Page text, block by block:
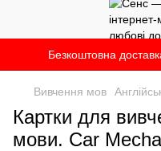
Безкоштовна
Вивчення мов
Картки для
мови. Car